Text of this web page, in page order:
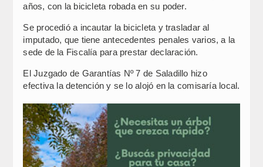
años, con la bicicleta robada en su poder.
Se procedió a incautar la bicicleta y trasladar al
imputado, que tiene antecedentes penales varios, a la
sede de la Fiscalía para prestar declaración.
El Juzgado de Garantías Nº 7 de Saladillo hizo
efectiva la detención y se lo alojó en la comisaría local.